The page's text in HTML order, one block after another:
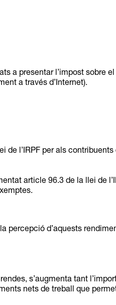
a presentar l’impost sobre
a través d’Internet).
de l’IRPF per als
article 96.3 de la llei de
percepció d’aquests
s’augmenta tant
nets de treball que